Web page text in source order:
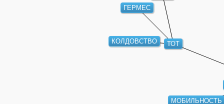
МОБИЛЬНОСТЬ
ТОТ
КОЛДОВСТВО
ГЕРМЕС